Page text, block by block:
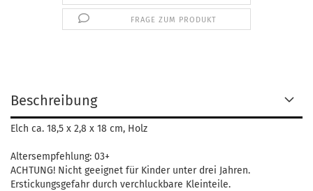
FRAGE ZUM PRODUKT
Beschreibung
Elch ca. 18,5 x 2,8 x 18 cm, Holz
Altersempfehlung: 03+
ACHTUNG! Nicht geeignet für Kinder unter drei Jahren.
Erstickungsgefahr durch verchluckbare Kleinteile.